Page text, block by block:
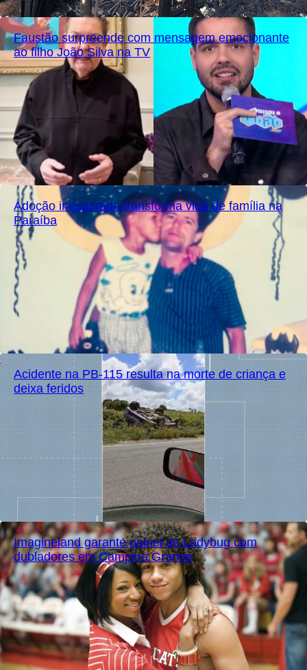
Faustão surpreende com mensagem emocionante
ao filho João Silva na TV
Adoção inesperada transforma vida de família na
Paraíba
Acidente na PB-115 resulta na morte de criança e
deixa feridos
Imagineland garante painel de Ladybug com
dubladores em Campina Grande